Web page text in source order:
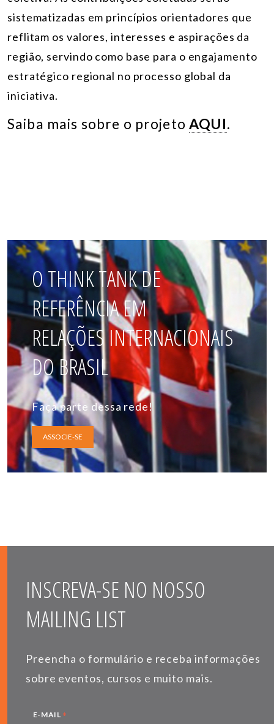
sistematizadas em princípios orientadores que
reflitam os valores, interesses e aspirações da
região, servindo como base para o engajamento
estratégico regional no processo global da
iniciativa.
Saiba mais sobre o projetoAQUI.
O THINK TANK DE
REFERÊNCIA EM
RELAÇÕES INTERNACIONAIS
DO BRASIL
Faça parte dessa rede!
ASSOCIE-SE
INSCREVA-SE NO NOSSO
MAILING LIST
Preencha o formulário e receba informações
sobre eventos, cursos e muito mais.
E-MAIL *